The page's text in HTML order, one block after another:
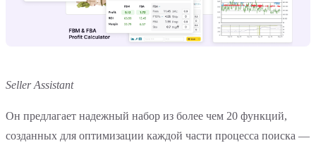
Seller Assistant
Он предлагает надежный набор из более чем 20 функций,
созданных для оптимизации каждой части процесса поиска —